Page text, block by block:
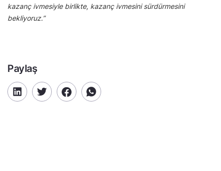
kazanç ivmesiyle birlikte, kazanç ivmesini sürdürmesini
bekliyoruz.”
Paylaş